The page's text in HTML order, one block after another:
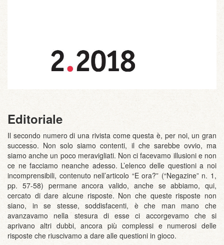
Editoriale
Il secondo numero di una rivista come questa è, per noi, un gran
successo. Non solo siamo contenti, il che sarebbe ovvio, ma
siamo anche un poco meravigliati. Non ci facevamo illusioni e non
ce ne facciamo neanche adesso. L’elenco delle questioni a noi
incomprensibili, contenuto nell’articolo “E ora?” (“Negazine” n. 1,
pp. 57-58) permane ancora valido, anche se abbiamo, qui,
cercato di dare alcune risposte. Non che queste risposte non
siano, in se stesse, soddisfacenti, è che man mano che
avanzavamo nella stesura di esse ci accorgevamo che si
aprivano altri dubbi, ancora più complessi e numerosi delle
risposte che riuscivamo a dare alle questioni in gioco.